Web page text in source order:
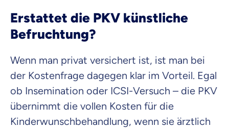
Erstattet die PKV künstliche
Befruchtung?
Wenn man privat versichert ist, ist man bei
der Kostenfrage dagegen klar im Vorteil. Egal
ob Insemination oder ICSI-Versuch – die PKV
übernimmt die vollen Kosten für die
Kinderwunschbehandlung, wenn sie ärztlich